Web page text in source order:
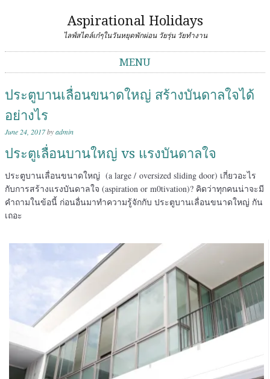
Aspirational Holidays
ไลฟ์สไตล์เก๋ๆในวันหยุดพักผ่อน วัยรุ่น วัยทำงาน
MENU
ประตูบานเลื่อนขนาดใหญ่ สร้างบันดาลใจได้
อย่างไร
June 24, 2017byadmin
ประตูเลื่อนบานใหญ่ vs แรงบันดาลใจ
ประตูบานเลื่อนขนาดใหญ่ (a large / oversized sliding door) เกี่ยวอะไร
กับการสร้างแรงบันดาลใจ (aspiration or m0tivation)? คิดว่าทุกคนน่าจะมี
คำถามในข้อนี้ ก่อนอื่นมาทำความรู้จักกับ ประตูบานเลื่อนขนาดใหญ่ กัน
เถอะ